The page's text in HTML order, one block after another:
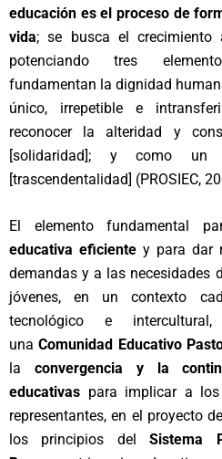
educación es el proceso de
vida; se busca el crecimiento
potenciando tres
fundamentan la dignidad
único, irrepetible e
reconocer la alteridad y
[solidaridad]; y como
[trascendentalidad] (PROSIEC,
El elemento fundamental
educativa eficiente y para dar
demandas y a las necesidades
jóvenes, en un contexto
tecnológico e
unaComunidad Educativo
la convergencia y la
educativas para implicar a los
representantes, en el proyecto
los principios delSistema